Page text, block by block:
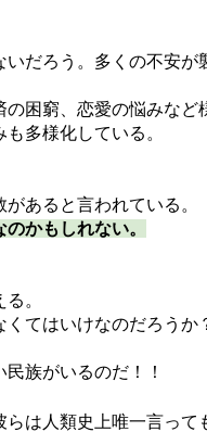
だろう。多くの不安が
困窮、恋愛の悩みなど
多様化している。
あると言われている。
かもしれない。
。
てはいけなのだろうか
族がいるのだ！！
らは人類史上唯一言って